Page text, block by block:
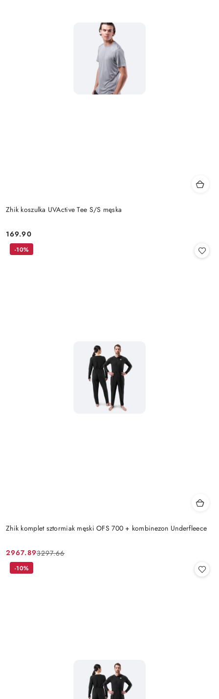
Zhik koszulka UVActive Tee S/S męska
Cena:
169.90
Zhik komplet sztormiak męski OFS 700 + kombinezon Underfleece
Cena
promocyjna:
2967.89
Cena
przed
3297.66
-10%
-10%